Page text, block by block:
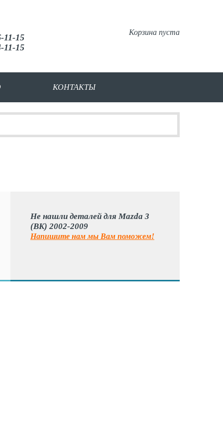
Корзина пуста
11-15
11-15
КОНТАКТЫ
Не нашли деталей для Mazda 3
(BK) 2002-2009
Напишите нам мы Вам поможем!